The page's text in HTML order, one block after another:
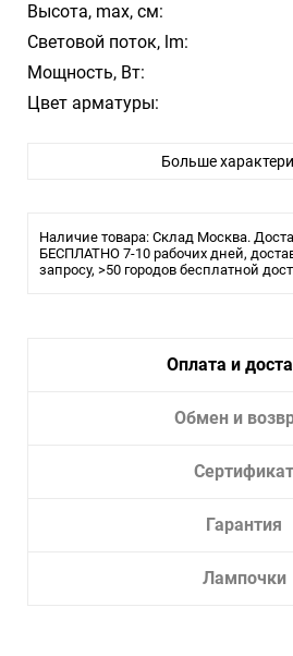
Высота, max, см:
Световой поток, lm:
Мощность, Вт:
Цвет арматуры:
Материал плафона/абажура:
Тип светильника:
Больше
Наличие товара: Склад Москва.
БЕСПЛАТНО 7-10 рабочих дней,
запросу, >50 городов бесплатной
Оплата и
Обмен и
Сертификат
Гарантия
Лампочки